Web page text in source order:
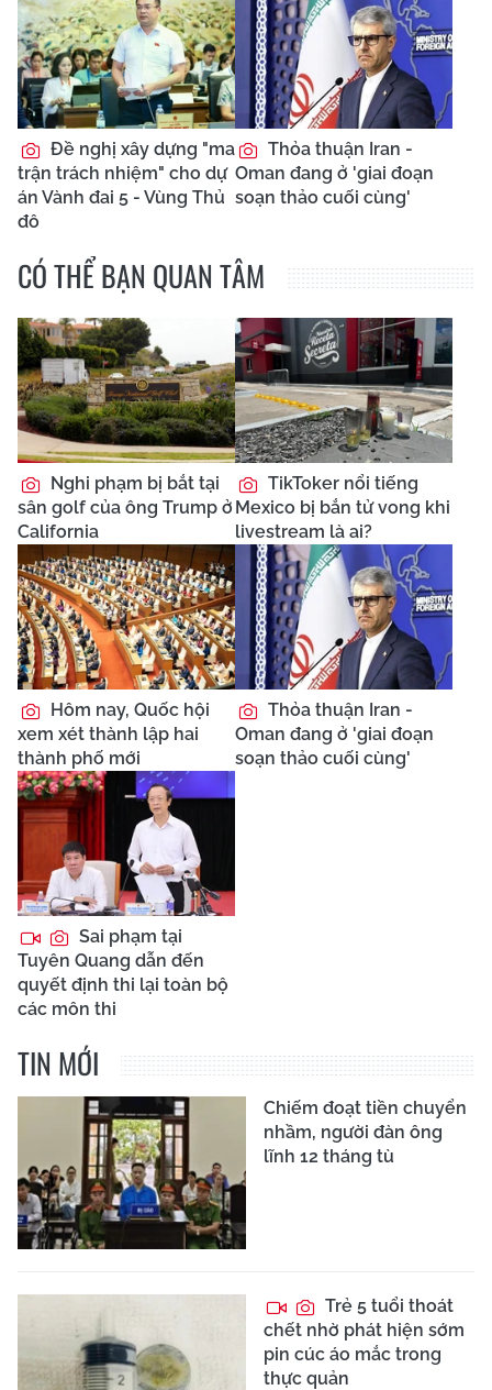
Đề nghị xây dựng "ma
trận trách nhiệm" cho dự
án Vành đai 5 - Vùng Thủ
đô
Thỏa thuận Iran -
Oman đang ở 'giai đoạn
soạn thảo cuối cùng'
CÓ THỂ BẠN QUAN TÂM
Nghi phạm bị bắt tại
sân golf của ông Trump ở
California
TikToker nổi tiếng
Mexico bị bắn tử vong khi
livestream là ai?
Hôm nay, Quốc hội
xem xét thành lập hai
thành phố mới
Thỏa thuận Iran -
Oman đang ở 'giai đoạn
soạn thảo cuối cùng'
Sai phạm tại
Tuyên Quang dẫn đến
quyết định thi lại toàn bộ
các môn thi
TIN MỚI
Chiếm đoạt tiền chuyển
nhầm, người đàn ông
lĩnh 12 tháng tù
Trẻ 5 tuổi thoát
chết nhờ phát hiện sớm
pin cúc áo mắc trong
thực quản